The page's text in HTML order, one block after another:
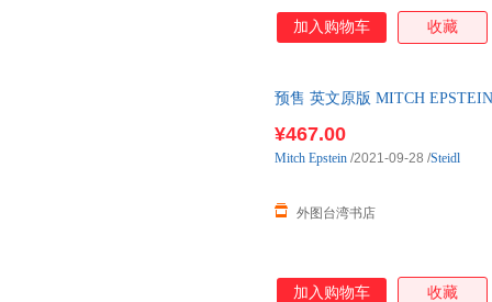
加入购物车 收藏
预售 英文原版 MITCH
¥467.00
外图台湾书店
Mitch Epstein /2021-09-28 /Steidl
加入购物车 收藏